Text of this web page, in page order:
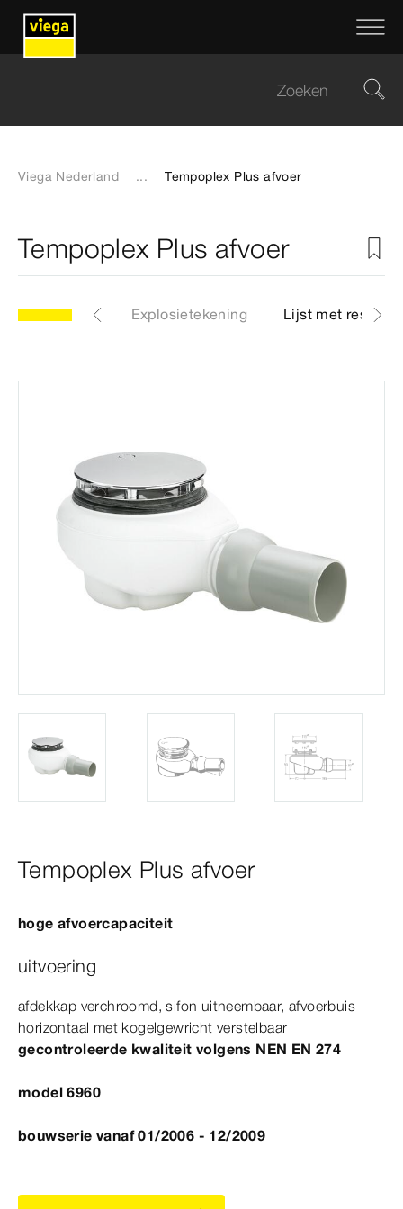
Viega Nederland ... Tempoplex Plus afvoer
Tempoplex Plus afvoer
Artikelen Explosietekening Lijst met
Tempoplex Plus afvoer
hoge afvoercapaciteit
uitvoering
afdekkap verchroomd, sifon uitneembaar, afvoerbuis
horizontaal met kogelgewricht verstelbaar
gecontroleerde kwaliteit volgens NEN EN 274
model 6960
bouwserie vanaf 01/2006 - 12/2009